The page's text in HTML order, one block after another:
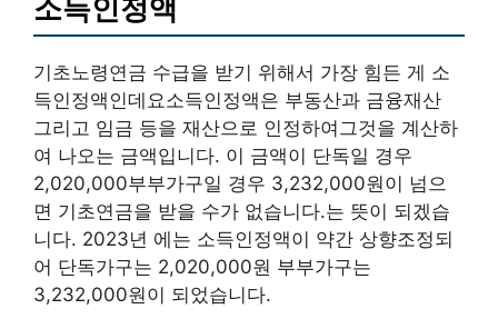
소득인정액
기초노령연금 수급을 받기 위해서 가장 힘든 게 소
득인정액인데요소득인정액은 부동산과 금융재산
그리고 임금 등을 재산으로 인정하여그것을 계산하
여 나오는 금액입니다. 이 금액이 단독일 경우
2,020,000부부가구일 경우 3,232,000원이 넘으
면 기초연금을 받을 수가 없습니다.는 뜻이 되겠습
니다. 2023년 에는 소득인정액이 약간 상향조정되
어 단독가구는 2,020,000원 부부가구는
3,232,000원이 되었습니다.